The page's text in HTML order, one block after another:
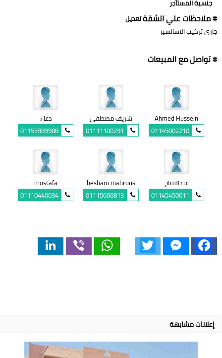
جنسية المستأجر
# ملاحظات علي الشقةتعديل
جاري تركيب الاسانسير
# تواصل مع المبيعات
Ahmed Hussein
01145002210
شريف مصطفى
01111100291
دعاء
01155989988
عبدالفتاح
01145450011
hesham mahrous
01115666813
mostafa
01110440034
Facebook
Messenger
WhatsApp
إعلانات مشابهة